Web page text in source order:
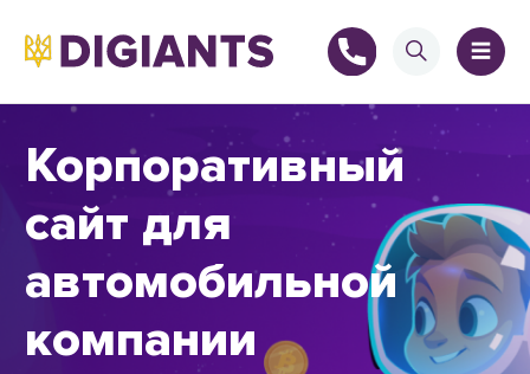
Корпоративный
сайт для
автомобильной
компании
+
+